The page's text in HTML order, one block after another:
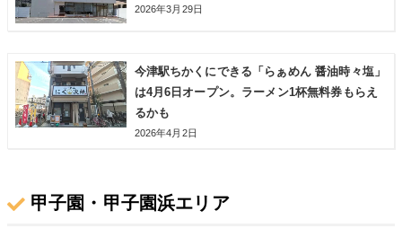
2026年3月29日
今津駅ちかくにできる「らぁめん 醤油時々塩」
は4月6日オープン。ラーメン1杯無料券もらえ
るかも
2026年4月2日
甲子園・甲子園浜エリア